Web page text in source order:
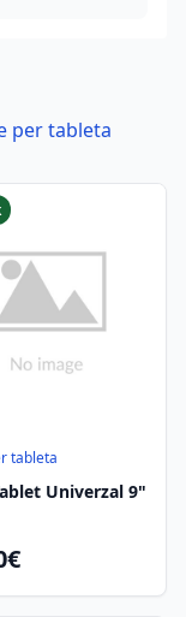
per tableta
tableta
Univerzal 9"